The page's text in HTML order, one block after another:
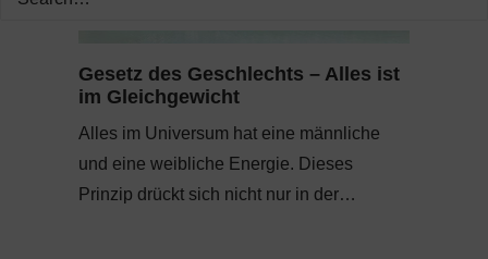
Gesetz des Geschlechts – Alles ist
im Gleichgewicht
Alles im Universum hat eine männliche
und eine weibliche Energie. Dieses
Prinzip drückt sich nicht nur in der…